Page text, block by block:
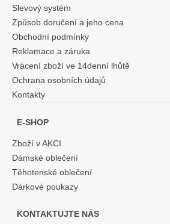
Slevový systém
Způsob doručení a jeho cena
Obchodní podmínky
Reklamace a záruka
Vrácení zboží ve 14denní lhůtě
Ochrana osobních údajů
Kontakty
E-SHOP
Zboží v AKCI
Dámské oblečení
Těhotenské oblečení
Dárkové poukazy
KONTAKTUJTE NÁS